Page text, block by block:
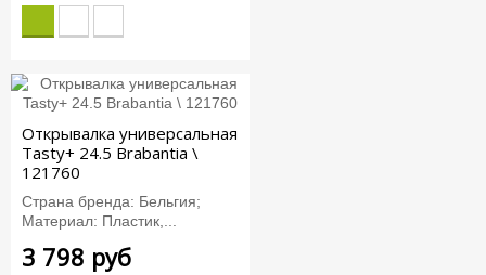
Открывалка универсальная
Tasty+ 24.5 Brabantia \
121760
Страна бренда: Бельгия;
Материал: Пластик,...
3 798 руб